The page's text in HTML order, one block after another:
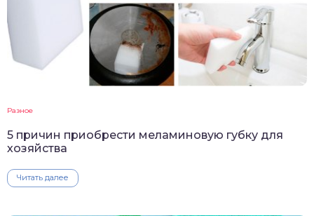
Разное
5 причин приобрести меламиновую губку для
хозяйства
Читать далее